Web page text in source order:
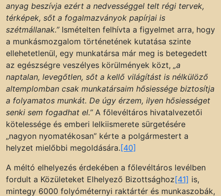
anyag beszívja ezért a nedvességgel telt régi tervek,
térképek, sőt a fogalmazványok papírjai is
szétmállanak.”Ismételten felhívta a figyelmet arra, hogy
a munkásmozgalom történetének kutatása szinte
ellehetetlenül, egy munkatársa már meg is betegedett
az egészségre veszélyes körülmények közt, „a
naptalan, levegőtlen, sőt a kellő világítást is nélkülöző
altemplomban csak munkatársaim hősiessége biztosítja
a folyamatos munkát. De úgy érzem, ilyen hősiességet
senki sem fogadhat el.”A főlevéltáros hivatalvezetői
kötelessége és emberi lelkiismerete sürgetésére
„nagyon nyomatékosan” kérte a polgármestert a
helyzet mielőbbi megoldására. [40]
A méltó elhelyezés érdekében a főlevéltáros levélben
fordult a Közületeket Elhelyező Bizottsághoz[41] is,
mintegy 6000 folyóméternyi raktártér és munkaszobák,